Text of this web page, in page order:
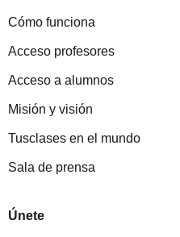
Cómo funciona
Acceso profesores
Acceso a alumnos
Misión y visión
Tusclases en el mundo
Sala de prensa
Únete